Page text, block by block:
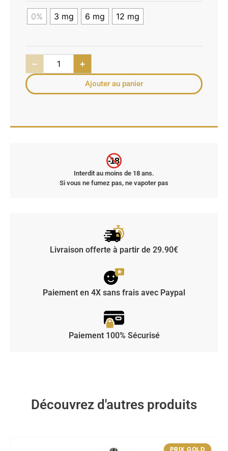
0% 3 mg 6 mg 12 mg
− +
Ajouter au panier
-18
Interdit au moins de 18 ans.
Si vous ne fumez pas, ne vapoter pas
Livraison offerte à partir de 29.90€
Paiement en 4X sans frais avec Paypal
Paiement 100% Sécurisé
Découvrez d'autres produits
PRIX GOLD